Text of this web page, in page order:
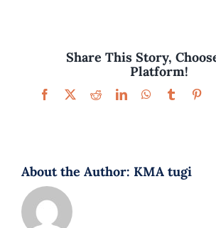
Share This Story,
Platform!
Facebook
X RedditLinkedInWhatsApp
Tumblr
About the Author: KMA tugi